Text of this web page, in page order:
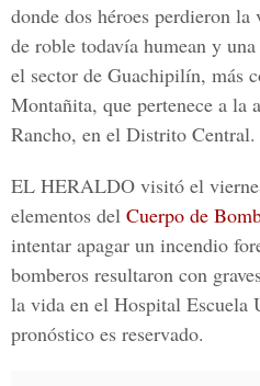
donde dos héroes perdieron
de roble todavía humean y
el sector de Guachipilín, más
Montañita, que pertenece a la
Rancho, en el Distrito Central.
EL HERALDO visitó el
elementos del Cuerpo de
intentar apagar un incendio
bomberos resultaron con
la vida en el Hospital Escuela
pronóstico es reservado.